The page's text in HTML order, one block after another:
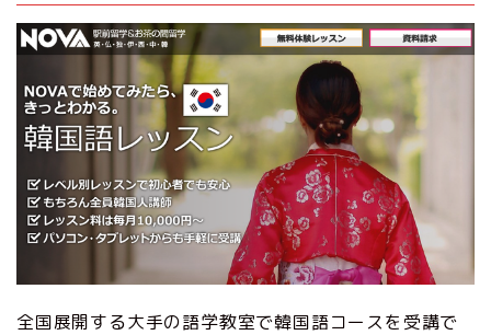
全国展開する大手の語学教室で韓国語コースを受講で